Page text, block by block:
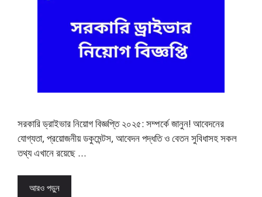
সরকারি ড্রাইভার নিয়োগ বিজ্ঞপ্তি ২০২৫: সম্পর্কে জানুন! আবেদনের
যোগ্যতা, প্রয়োজনীয় ডকুমেন্টস, আবেদন পদ্ধতি ও বেতন সুবিধাসহ সকল
তথ্য এখানে রয়েছে …
আরও পড়ুন